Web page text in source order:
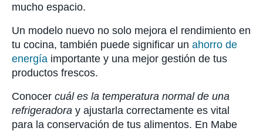
mucho espacio.
Un modelo nuevo no solo mejora el rendimiento en
tu cocina, también puede significar un ahorro de
energía importante y una mejor gestión de tus
productos frescos.
Conocer cuál es la temperatura normal de una
refrigeradora y ajustarla correctamente es vital
para la conservación de tus alimentos. En Mabe